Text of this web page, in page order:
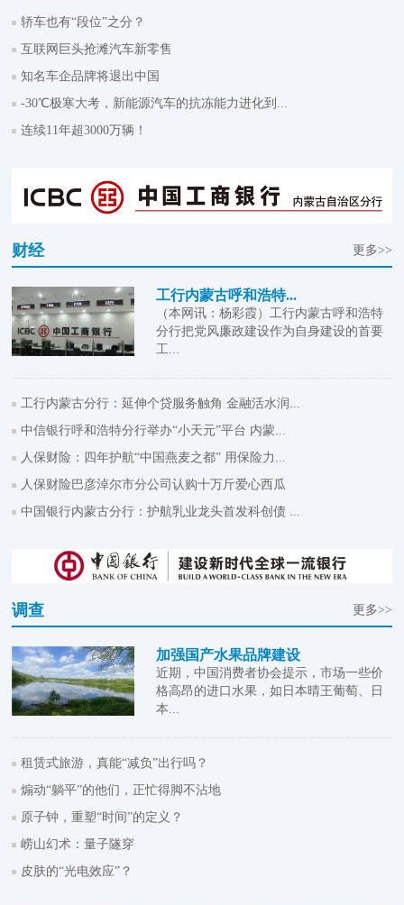
轿车也有“段位”之分？
互联网巨头抢滩汽车新零售
知名车企品牌将退出中国
-30℃极寒大考，新能源汽车的抗冻能力进化到...
连续11年超3000万辆！
财经 更多>>
工行内蒙古呼和浩特...
（本网讯：杨彩霞）工行内蒙古呼和浩特
分行把党风廉政建设作为自身建设的首要
工...
工行内蒙古分行：延伸个贷服务触角 金融活水润...
中信银行呼和浩特分行举办“小天元”平台 内蒙...
人保财险：四年护航“中国燕麦之都” 用保险力...
人保财险巴彦淖尔市分公司认购十万斤爱心西瓜
中国银行内蒙古分行：护航乳业龙头首发科创债 ...
调查 更多>>
加强国产水果品牌建设
近期，中国消费者协会提示，市场一些价
格高昂的进口水果，如日本晴王葡萄、日
本...
租赁式旅游，真能“减负”出行吗？
煽动“躺平”的他们，正忙得脚不沾地
原子钟，重塑“时间”的定义？
崂山幻术：量子隧穿
皮肤的“光电效应”？